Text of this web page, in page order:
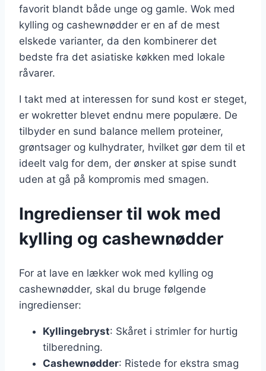
favorit blandt både unge og gamle. Wok med
kylling og cashewnødder er en af de mest
elskede varianter, da den kombinerer det
bedste fra det asiatiske køkken med lokale
råvarer.
I takt med at interessen for sund kost er steget,
er wokretter blevet endnu mere populære. De
tilbyder en sund balance mellem proteiner,
grøntsager og kulhydrater, hvilket gør dem til et
ideelt valg for dem, der ønsker at spise sundt
uden at gå på kompromis med smagen.
Ingredienser til wok med
kylling og cashewnødder
For at lave en lækker wok med kylling og
cashewnødder, skal du bruge følgende
ingredienser:
Kyllingebryst: Skåret i strimler for hurtig
tilberedning.
Cashewnødder: Ristede for ekstra smag